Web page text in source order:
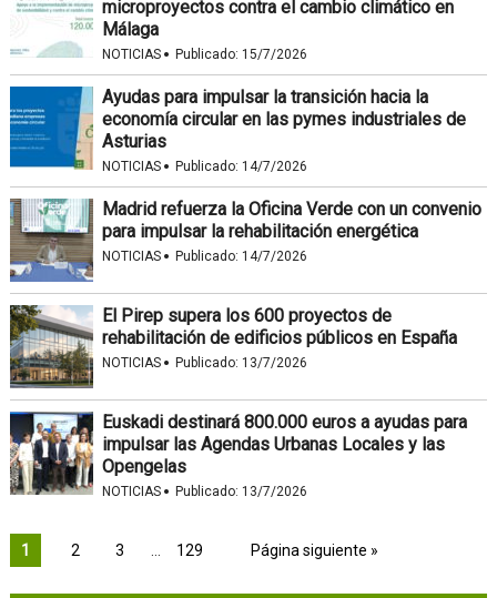
microproyectos contra el cambio climático en
Málaga
NOTICIAS · Publicado: 15/7/2026
Ayudas para impulsar la transición hacia la
economía circular en las pymes industriales de
Asturias
NOTICIAS · Publicado: 14/7/2026
Madrid refuerza la Oficina Verde con un convenio
para impulsar la rehabilitación energética
NOTICIAS · Publicado: 14/7/2026
El Pirep supera los 600 proyectos de
rehabilitación de edificios públicos en España
NOTICIAS · Publicado: 13/7/2026
Euskadi destinará 800.000 euros a ayudas para
impulsar las Agendas Urbanas Locales y las
Opengelas
NOTICIAS · Publicado: 13/7/2026
1 2 3 129 Página siguiente »